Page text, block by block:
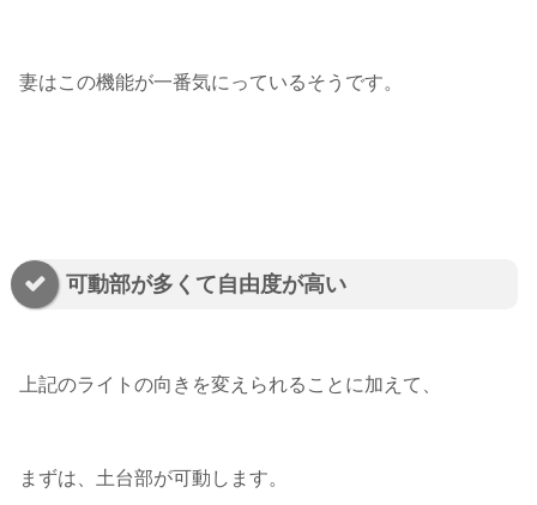
妻はこの機能が一番気にっているそうです。
可動部が多くて自由度が高い
上記のライトの向きを変えられることに加えて、
まずは、土台部が可動します。